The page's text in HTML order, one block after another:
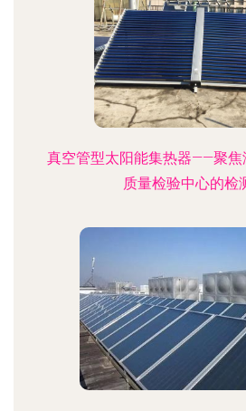
真空管型太阳能集热器——聚焦
质量检验中心的检